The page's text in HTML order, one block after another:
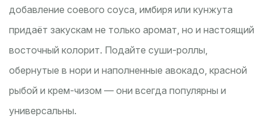
добавление соевого соуса, имбиря или кунжута
придаёт закускам не только аромат, но и настоящий
восточный колорит. Подайте суши-роллы,
обернутые в нори и наполненные авокадо, красной
рыбой и крем-чизом — они всегда популярны и
универсальны.